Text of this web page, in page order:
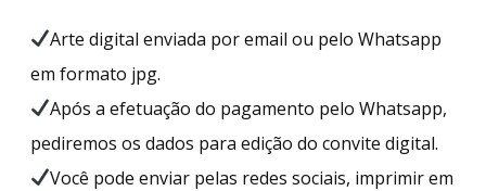
Arte digital enviada por email ou pelo Whatsapp
em formato jpg.
Após a efetuação do pagamento pelo Whatsapp,
pediremos os dados para edição do convite digital.
Você pode enviar pelas redes sociais, imprimir em